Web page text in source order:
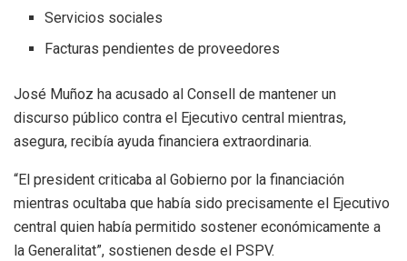
Servicios sociales
Facturas pendientes de proveedores
José Muñoz ha acusado al Consell de mantener un
discurso público contra el Ejecutivo central mientras,
asegura, recibía ayuda financiera extraordinaria.
“El president criticaba al Gobierno por la financiación
mientras ocultaba que había sido precisamente el Ejecutivo
central quien había permitido sostener económicamente a
la Generalitat”, sostienen desde el PSPV.